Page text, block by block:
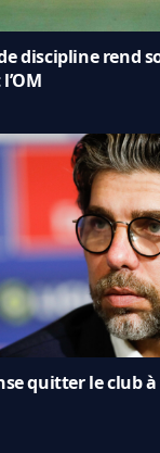
discipline rend
quitter le club